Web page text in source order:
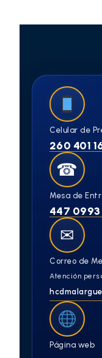
Celular de
260 401
☎
Mesa de
447 0993
✉
Correo de
Atención
Página web